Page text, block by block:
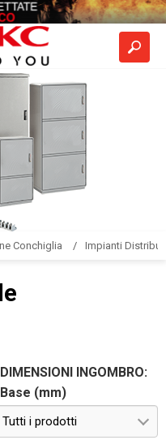
Conchiglia Impianti
DIMENSIONI INGOMBRO:
Base (mm)
Tutti i prodotti